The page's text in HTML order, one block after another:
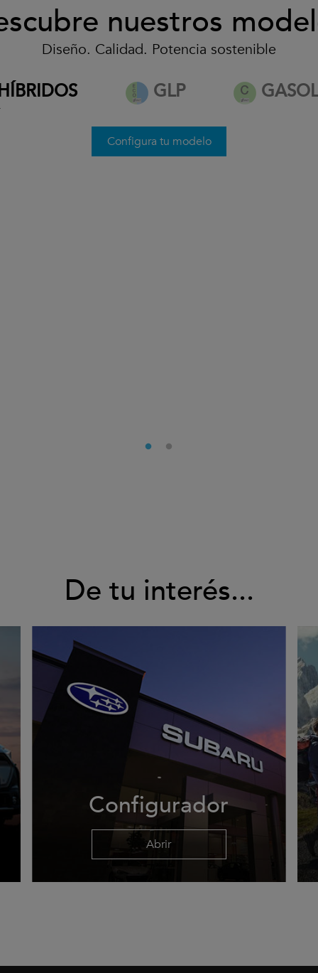
nuestros
Diseño. Calidad. Potencia sostenible
GLP
desde 32.500€*
Ver condiciones
Configura tu modelo
De tu interés...
Configurador
Abrir